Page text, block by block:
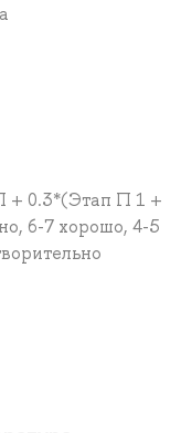
+ 0.3*(Этап П 1 +
6-7 хорошо, 4-5